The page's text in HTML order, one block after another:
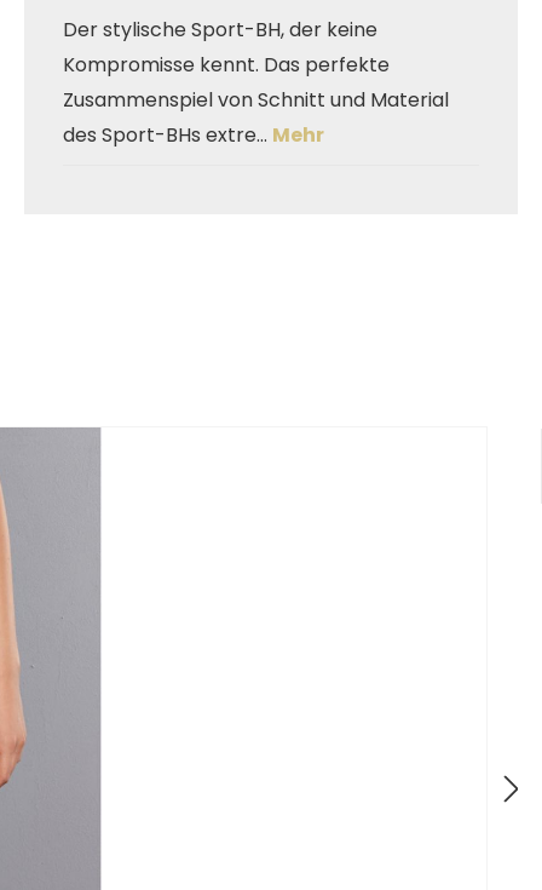
Der stylische Sport-BH, der keine
Kompromisse kennt. Das perfekte
Zusammenspiel von Schnitt und Material
des Sport-BHs extre… Mehr